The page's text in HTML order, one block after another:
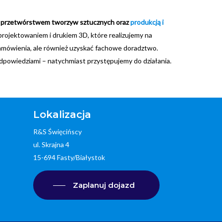
przetwórstwem tworzyw sztucznych orazprodukcją i
i drukiem 3D, które realizujemy na
ale również uzyskać fachowe doradztwo.
– natychmiast przystępujemy do działania.
Lokalizacja
R&S Święcińscy
ul. Skrajna 4
15-694 Fasty/Białystok
Zaplanuj dojazd